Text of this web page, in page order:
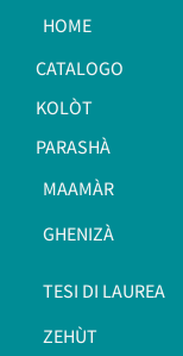
HOME
CATALOGO
KOLÒT
PARASHÀ
MAAMÀR
GHENIZÀ
TESI DI LAUREA
ZEHÙT